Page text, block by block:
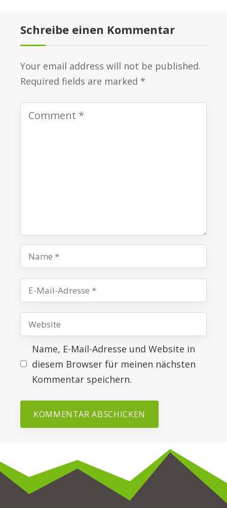
Schreibe einen Kommentar
Your email address will not be published.
Required fields are marked *
Name
Mail-
Adresse
Website
Name, E-Mail-Adresse und Website in
diesem Browser für meinen nächsten
Kommentar speichern.